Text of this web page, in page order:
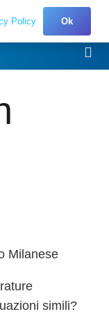
Milanese
simili?
Policy Ok